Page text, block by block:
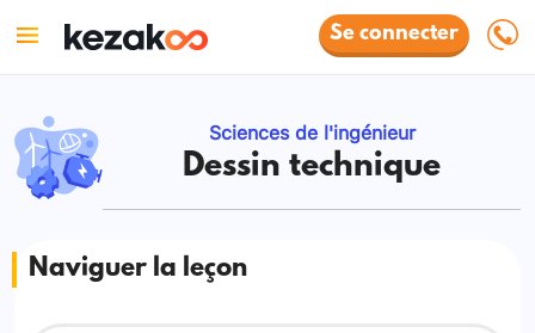
Se connecter
Sciences de l'ingénieur
Dessin technique
Naviguer la leçon